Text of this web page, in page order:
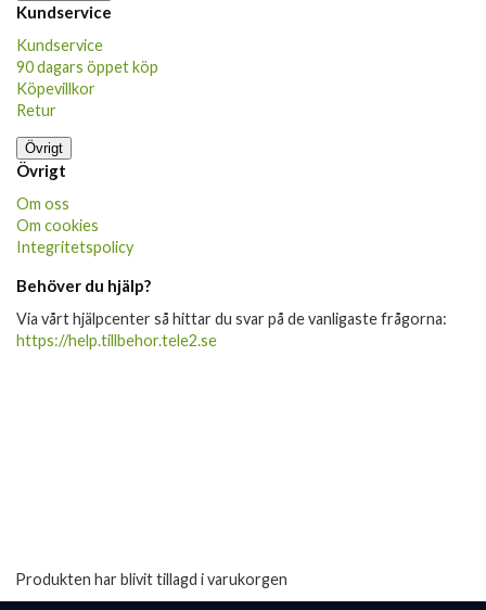
Kundservice
Kundservice
90 dagars öppet köp
Köpevillkor
Retur
Övrigt
Övrigt
Om oss
Om cookies
Integritetspolicy
Behöver du hjälp?
Via vårt hjälpcenter så hittar du svar på de vanligaste frågorna:
https://help.tillbehor.tele2.se
Gå till kassan